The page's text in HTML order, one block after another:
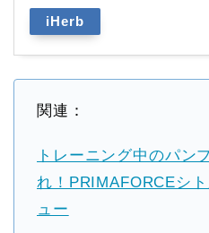
iHerb
関連：
トレーニング中のパン
れ！PRIMAFORCEシ
ュー